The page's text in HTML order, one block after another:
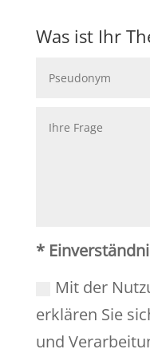
Was ist Ihr
*
Mit der
erklären Sie
und